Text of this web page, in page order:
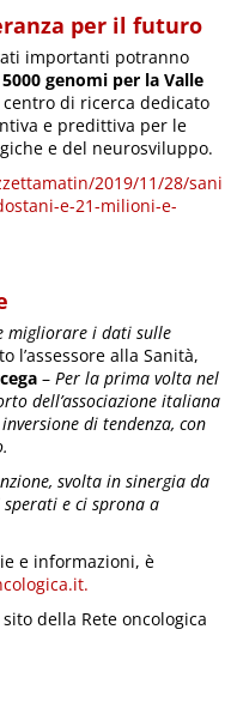
per il futuro
importanti potranno
5000 genomi per la Valle
di ricerca dedicato
e predittiva per le
e del neurosviluppo.
2019/11/28/sani
e-21-milioni-e-
migliorare i dati sulle
l’assessore alla Sanità,
– Per la prima volta nel
dell’associazione italiana
di tendenza, con
svolta in sinergia da
e ci sprona a
e informazioni, è
della Rete oncologica